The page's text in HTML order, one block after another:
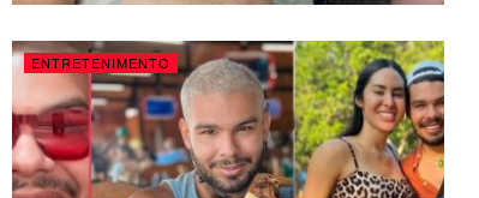
ENTRETENIMENTO